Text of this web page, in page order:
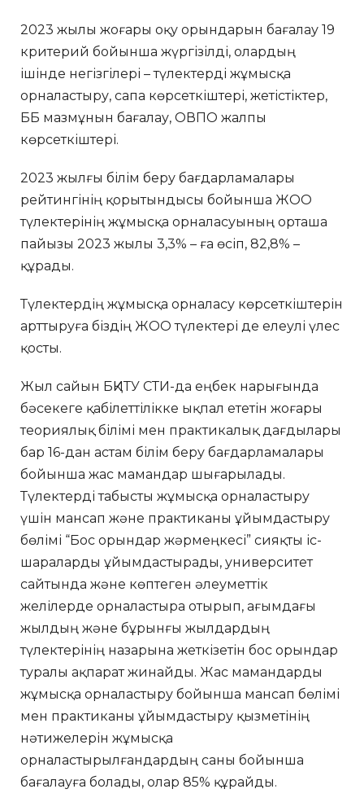
2023 жылы жоғары оқу орындарын бағалау 19
критерий бойынша жүргізілді, олардың
ішінде негізгілері – түлектерді жұмысқа
орналастыру, сапа көрсеткіштері, жетістіктер,
ББ мазмұнын бағалау, ОВПО жалпы
көрсеткіштері.
2023 жылғы білім беру бағдарламалары
рейтингінің қорытындысы бойынша ЖОО
түлектерінің жұмысқа орналасуының орташа
пайызы 2023 жылы 3,3% – ға өсіп, 82,8% –
құрады.
Түлектердің жұмысқа орналасу көрсеткіштерін
арттыруға біздің ЖОО түлектері де елеулі үлес
қосты.
Жыл сайын БҚИТУ СТИ-да еңбек нарығында
бәсекеге қабілеттілікке ықпал ететін жоғары
теориялық білімі мен практикалық дағдылары
бар 16-дан астам білім беру бағдарламалары
бойынша жас мамандар шығарылады.
Түлектерді табысты жұмысқа орналастыру
үшін мансап және практиканы ұйымдастыру
бөлімі “Бос орындар жәрмеңкесі” сияқты іс-
шараларды ұйымдастырады, университет
сайтында және көптеген әлеуметтік
желілерде орналастыра отырып, ағымдағы
жылдың және бұрынғы жылдардың
түлектерінің назарына жеткізетін бос орындар
туралы ақпарат жинайды. Жас мамандарды
жұмысқа орналастыру бойынша мансап бөлімі
мен практиканы ұйымдастыру қызметінің
нәтижелерін жұмысқа
орналастырылғандардың саны бойынша
бағалауға болады, олар 85% құрайды.